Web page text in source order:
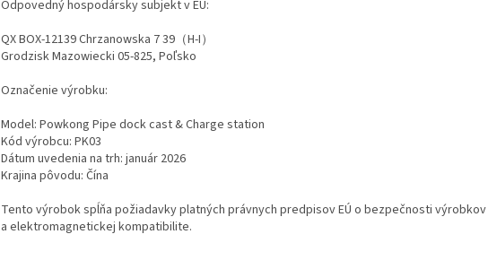
Odpovedný hospodársky subjekt v EÚ:
QX BOX-12139 Chrzanowska 7 39（H-I）
Grodzisk Mazowiecki 05-825, Poľsko
Označenie výrobku:
Model: Powkong Pipe dock cast & Charge station
Kód výrobcu: PK03
Dátum uvedenia na trh: január 2026
Krajina pôvodu: Čína
Tento výrobok spĺňa požiadavky platných právnych predpisov EÚ o bezpečnosti výrobkov
a elektromagnetickej kompatibilite.